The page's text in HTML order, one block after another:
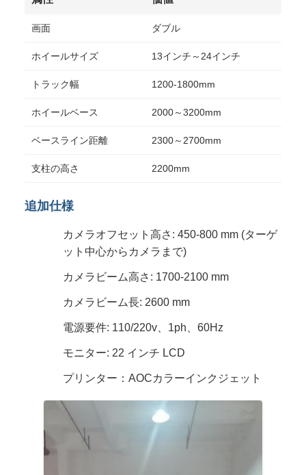
画面 ダブル
ホイールサイズ 13インチ～24インチ
トラック幅 1200-1800mm
ホイールベース 2000～3200mm
ベースライン距離 2300～2700mm
支柱の高さ 2200mm
追加仕様
カメラオフセット高さ: 450-800 mm (ターゲ
ット中心からカメラまで)
カメラビーム高さ: 1700-2100 mm
カメラビーム長: 2600 mm
電源要件: 110/220v、1ph、60Hz
モニター: 22 インチ LCD
プリンター：AOCカラーインクジェット